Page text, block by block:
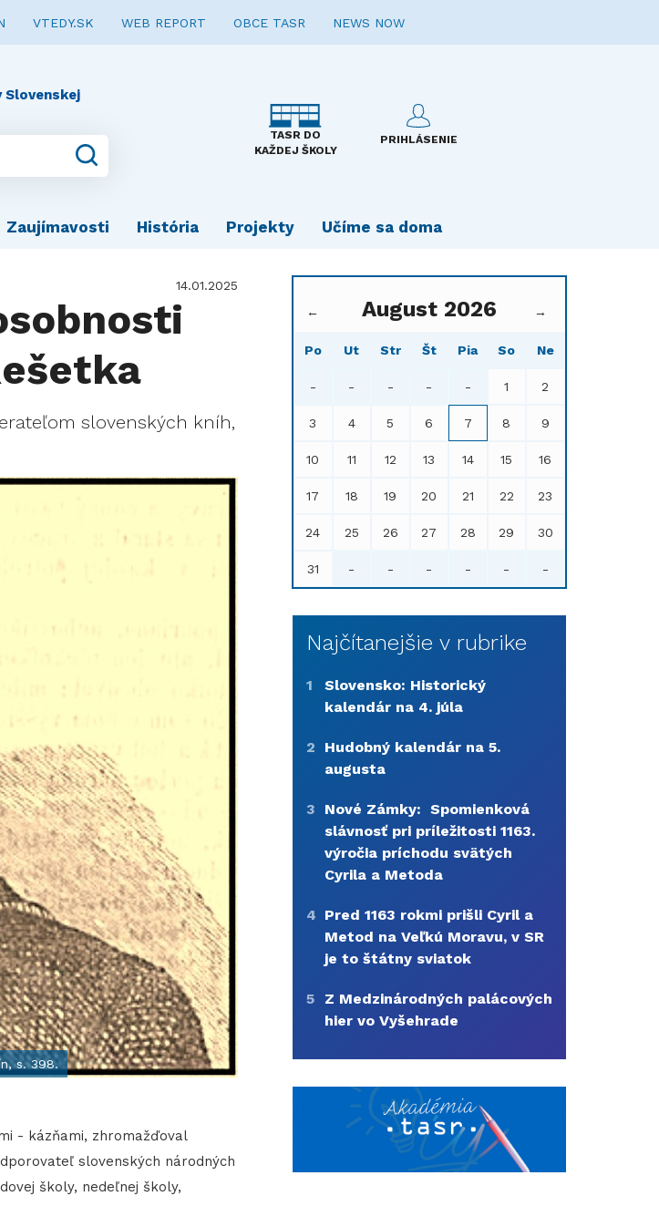
VTEDY.SK WEB REPORT OBCE TASR NEWS NOW
TASR DO
KAŽDEJ ŠKOLY
PRIHLÁSENIE
Zaujímavosti História Projekty Učíme sa doma
14.01.2025
slovenských kníh,
s. 398.
- kázňami, zhromažďoval
slovenských národných
školy, nedeľnej školy,
← August 2026 →
Po Ut Str Št Pia So Ne
- - - - - 1 2
3 4 5 6 7 8 9
10 11 12 13 14 15 16
17 18 19 20 21 22 23
24 25 26 27 28 29 30
31 - - - - - -
Najčítanejšie v rubrike
1
Slovensko: Historický
kalendár na 4. júla
2
Hudobný kalendár na 5.
augusta
3
Nové Zámky: Spomienková
slávnosť pri príležitosti 1163.
výročia príchodu svätých
Cyrila a Metoda
4 Pred 1163 rokmi prišli Cyril a
Metod na Veľkú Moravu, v SR
je to štátny sviatok
5
Z Medzinárodných palácových
hier vo Vyšehrade